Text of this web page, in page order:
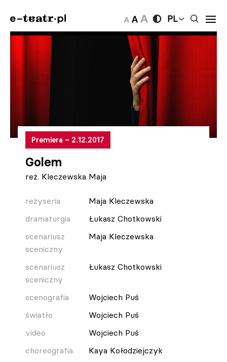
PL
Premiera – 2.12.2017
Golem
reż. Kleczewska Maja
reżyseria
Maja Kleczewska
dramaturgia
Łukasz Chotkowski
scenariusz
sceniczny
Maja Kleczewska
scenariusz
sceniczny
Łukasz Chotkowski
scenografia
Wojciech Puś
światło
Wojciech Puś
video
Wojciech Puś
choreografia
Kaya Kołodziejczyk